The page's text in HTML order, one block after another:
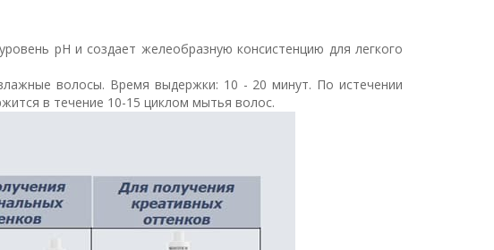
pH и создает желеобразную консистенцию для легкого
волосы. Время выдержки: 10 - 20 минут. По истечении
в течение 10-15 циклом мытья волос.